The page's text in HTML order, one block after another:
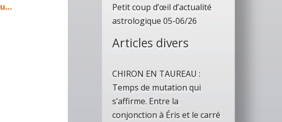
Petit coup d’œil d’actualité
astrologique 05-06/26
Articles divers
CHIRON EN TAUREAU :
Temps de mutation qui
s’affirme. Entre la
conjonction à Éris et le carré